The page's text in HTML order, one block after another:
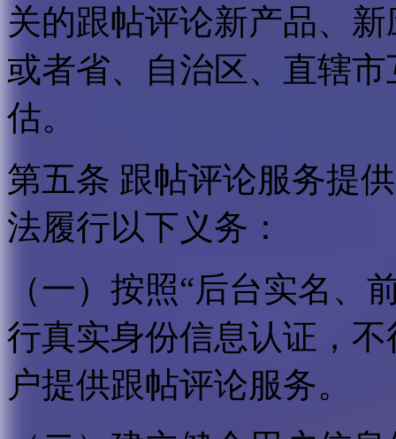
关的跟帖评论新产品、
或者省、自治区、直辖
估。
第五条 跟帖评论服务提
法履行以下义务：
（一）按照“后台实名、
行真实身份信息认证，
户提供跟帖评论服务。